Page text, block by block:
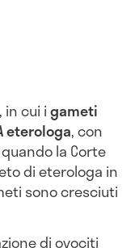
, in cui igameti
eterologa, con
quando la Corte
di eterologa in
sono cresciuti
di ovociti